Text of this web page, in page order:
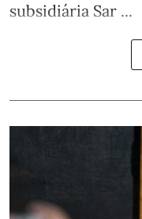
subsidiária Sar ...